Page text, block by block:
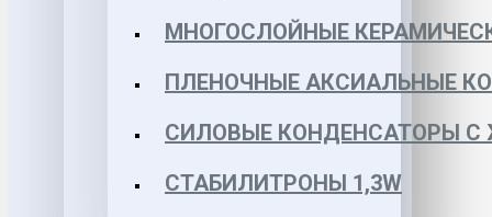
МНОГОСЛОЙНЫЕ
ПЛЕНОЧНЫЕ АКСИАЛЬНЫЕ
СИЛОВЫЕ КОНДЕНСАТОРЫ
СТАБИЛИТРОНЫ 1,3W